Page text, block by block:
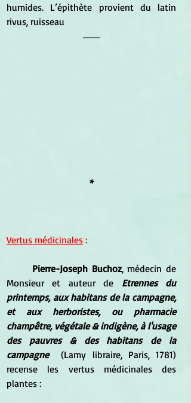
humides. L’épithète provient du latin
rivus, ruisseau
*
Vertus médicinales :
Pierre-Joseph Buchoz, médecin de
Monsieur et auteur de Etrennes du
printemps, aux habitans de la campagne,
et aux herboristes, ou pharmacie
champêtre, végétale & indigène, à l'usage
des pauvres & des habitans de la
campagne
(Lamy libraire, Paris, 1781)
recense les vertus médicinales des
plantes :